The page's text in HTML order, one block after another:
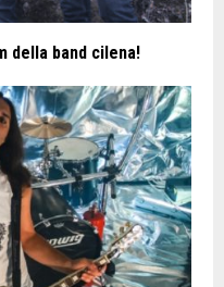
della band cilena!